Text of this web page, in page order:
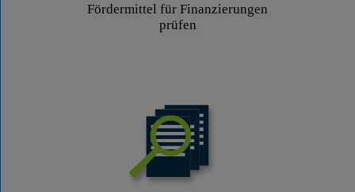
Fördermittel für Finanzierungen
prüfen